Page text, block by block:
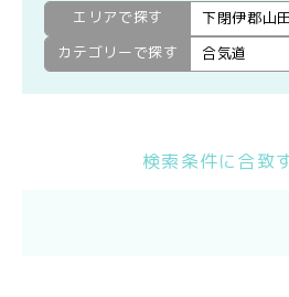
エリアで探す 下閉伊郡山
カテゴリーで探す
合気道
検索条件に合致